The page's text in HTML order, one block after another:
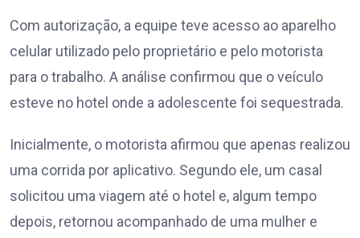
Com autorização, a equipe teve acesso ao aparelho
celular utilizado pelo proprietário e pelo motorista
para o trabalho. A análise confirmou que o veículo
esteve no hotel onde a adolescente foi sequestrada.
Inicialmente, o motorista afirmou que apenas realizou
uma corrida por aplicativo. Segundo ele, um casal
solicitou uma viagem até o hotel e, algum tempo
depois, retornou acompanhado de uma mulher e